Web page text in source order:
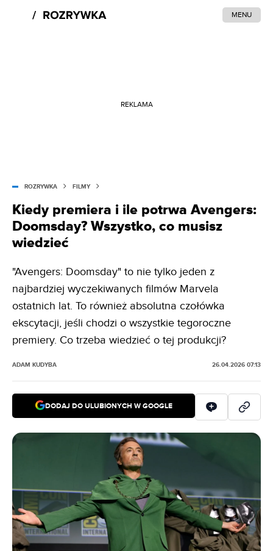
MENU
REKLAMA
ROZRYWKA FILMY
Kiedy premiera i ile potrwa Avengers:
Doomsday? Wszystko, co musisz
wiedzieć
"Avengers: Doomsday" to nie tylko jeden z
najbardziej wyczekiwanych filmów Marvela
ostatnich lat. To również absolutna czołówka
ekscytacji, jeśli chodzi o wszystkie tegoroczne
premiery. Co trzeba wiedzieć o tej produkcji?
ADAM KUDYBA 26.04.2026 07:13
DODAJ DO ULUBIONYCH W GOOGLE